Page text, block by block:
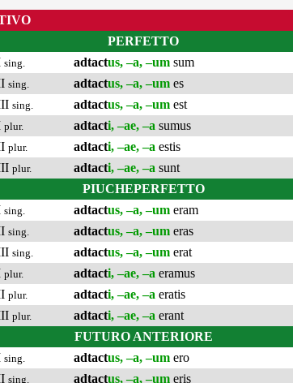
PERFETTO
sing. adtactus, –a, –um sum
sing. adtactus, –a, –um es
sing. adtactus, –a, –um est
plur. adtacti, –ae, –a sumus
plur. adtacti, –ae, –a estis
plur. adtacti, –ae, –a sunt
PIUCHEPERFETTO
sing. adtactus, –a, –um eram
sing. adtactus, –a, –um eras
sing. adtactus, –a, –um erat
plur. adtacti, –ae, –a eramus
plur. adtacti, –ae, –a eratis
plur. adtacti, –ae, –a erant
FUTURO ANTERIORE
sing. adtactus, –a, –um ero
sing. adtactus, –a, –um eris